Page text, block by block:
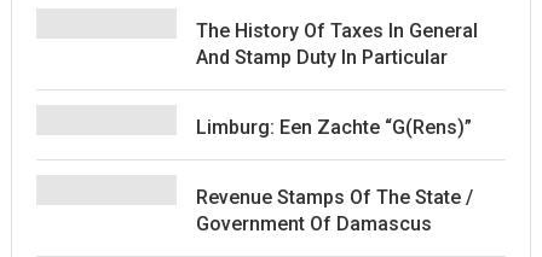
The History Of Taxes In General
And Stamp Duty In Particular
Limburg: Een Zachte “G(rens)”
Revenue Stamps Of The State /
Government Of Damascus